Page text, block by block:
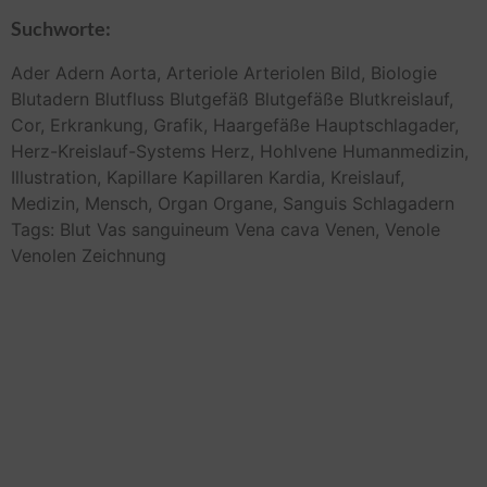
Suchworte:
Ader Adern Aorta, Arteriole Arteriolen Bild, Biologie
Blutadern Blutfluss Blutgefäß Blutgefäße Blutkreislauf,
Cor, Erkrankung, Grafik, Haargefäße Hauptschlagader,
Herz-Kreislauf-Systems Herz, Hohlvene Humanmedizin,
Illustration, Kapillare Kapillaren Kardia, Kreislauf,
Medizin, Mensch, Organ Organe, Sanguis Schlagadern
Tags: Blut Vas sanguineum Vena cava Venen, Venole
Venolen Zeichnung